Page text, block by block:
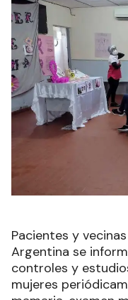
Pacientes y
Argentina se
controles y
mujeres